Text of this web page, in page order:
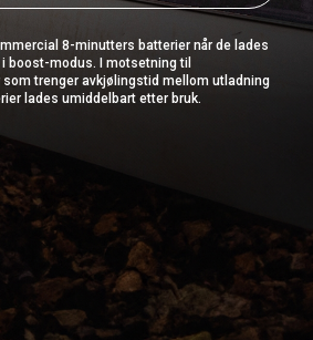
8-minutters batterier når de lades
boost-modus. I motsetning til
trenger avkjølingstid mellom utladning
lades umiddelbart etter bruk.